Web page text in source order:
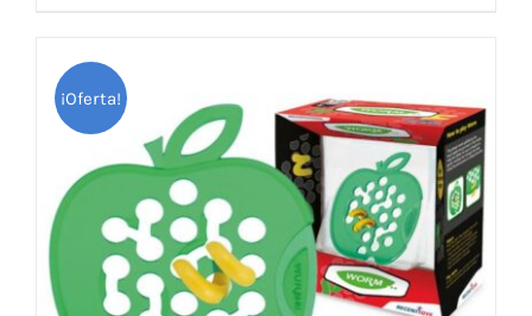
¡Oferta!